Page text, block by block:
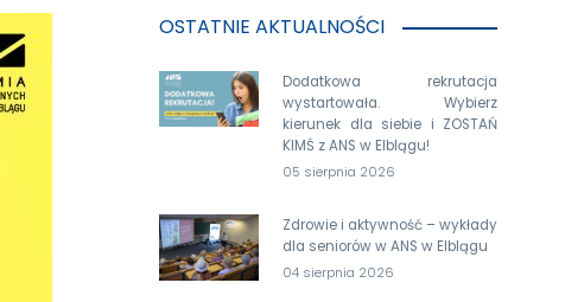
OSTATNIE AKTUALNOŚCI
Dodatkowa rekrutacja
wystartowała. Wybierz
kierunek dla siebie i ZOSTAŃ
KIMŚ z ANS w Elblągu!
05 sierpnia 2026
Zdrowie i aktywność – wykłady
dla seniorów w ANS w Elblągu
04 sierpnia 2026